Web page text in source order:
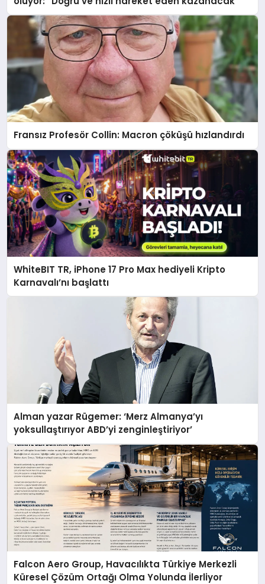
Fransız Profesör Collin: Macron çöküşü hızlandırdı
WhiteBIT TR, iPhone 17 Pro Max hediyeli Kripto
Karnavalı’nı başlattı
Alman yazar Rügemer: ‘Merz Almanya’yı
yoksullaştırıyor ABD’yi zenginleştiriyor’
Falcon Aero Group, Havacılıkta Türkiye Merkezli
Küresel Çözüm Ortağı Olma Yolunda İlerliyor